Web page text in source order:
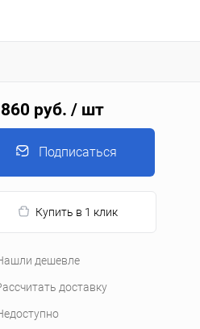
руб. / шт
Подписаться
Купить в 1 клик
дешевле
доставку